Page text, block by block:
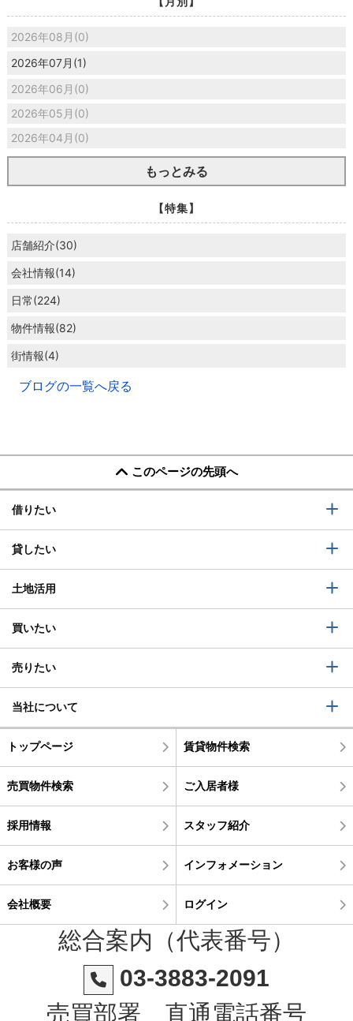
2026年08月(0)
2026年07月(1)
2026年06月(0)
2026年05月(0)
2026年04月(0)
もっとみる
【特集】
店舗紹介(30)
会社情報(14)
日常(224)
物件情報(82)
街情報(4)
ブログの一覧へ戻る
このページの先頭へ
借りたい
貸したい
土地活用
買いたい
売りたい
当社について
トップページ 賃貸物件検索
売買物件検索 ご入居者様
採用情報 スタッフ紹介
お客様の声 インフォメーション
会社概要 ログイン
総合案内（代表番号）
03-3883-2091
売買部署 直通電話番号